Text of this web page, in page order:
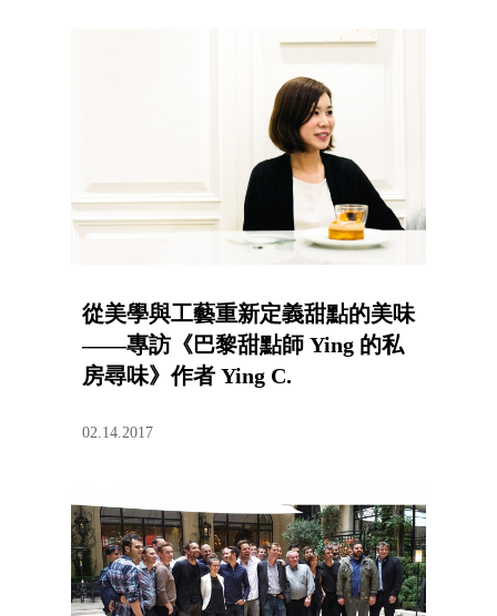
從美學與工藝重新定義甜點的美味
——專訪《巴黎甜點師 Ying 的私
房尋味》作者 Ying C.
02.14.2017